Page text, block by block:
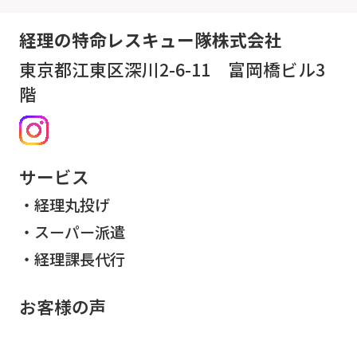
経理の特命レスキュー隊株式会社
東京都江東区深川2-6-11 富岡橋ビル3
階
サービス
経理丸投げ
スーパー派遣
経理課長代行
お客様の声